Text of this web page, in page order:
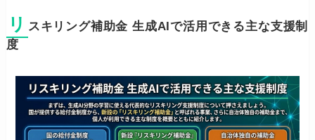
リ スキリング補助金 生成AIで活用できる主な支援制
度